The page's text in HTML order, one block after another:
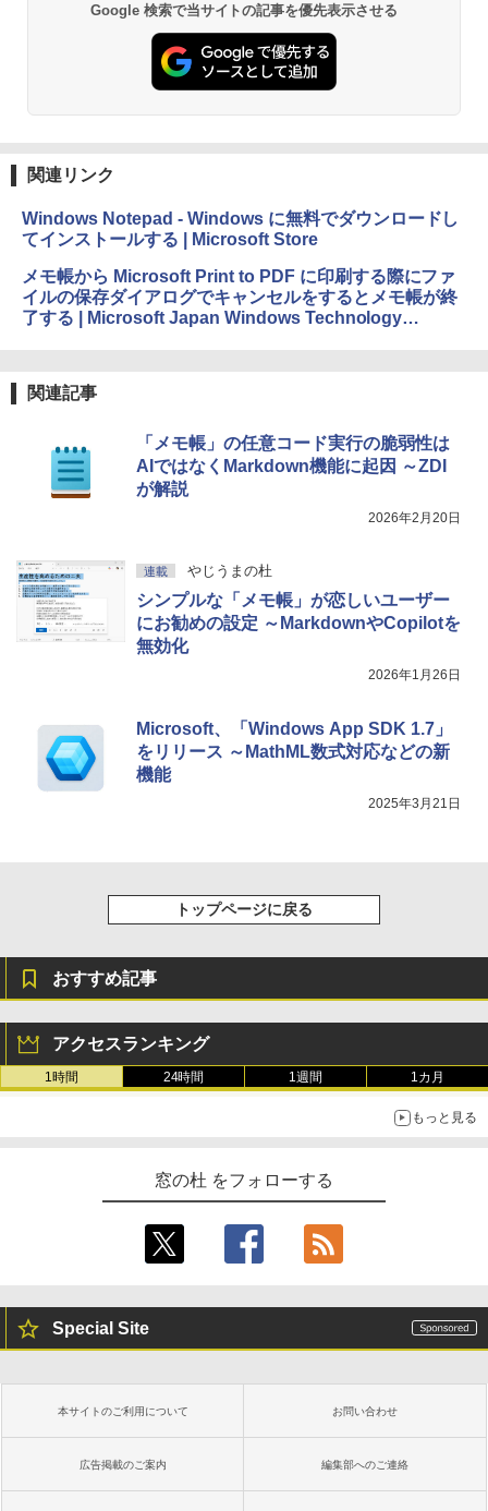
Google 検索で当サイトの記事を優先表示させる
関連リンク
Windows Notepad - Windows に無料でダウンロードし
てインストールする | Microsoft Store
メモ帳から Microsoft Print to PDF に印刷する際にファ
イルの保存ダイアログでキャンセルをするとメモ帳が終
了する | Microsoft Japan Windows Technology
関連記事
「メモ帳」の任意コード実行の脆弱性は
AIではなくMarkdown機能に起因 ～ZDI
が解説
2026年2月20日
連載 やじうまの杜
シンプルな「メモ帳」が恋しいユーザー
にお勧めの設定 ～MarkdownやCopilotを
無効化
2026年1月26日
Microsoft、「Windows App SDK 1.7」
をリリース ～MathML数式対応などの新
機能
2025年3月21日
トップページに戻る
おすすめ記事
アクセスランキング
1時間 24時間 1週間 1カ月
もっと見る
窓の杜 をフォローする
Special Site
本サイトのご利用について お問い合わせ
広告掲載のご案内 編集部へのご連絡